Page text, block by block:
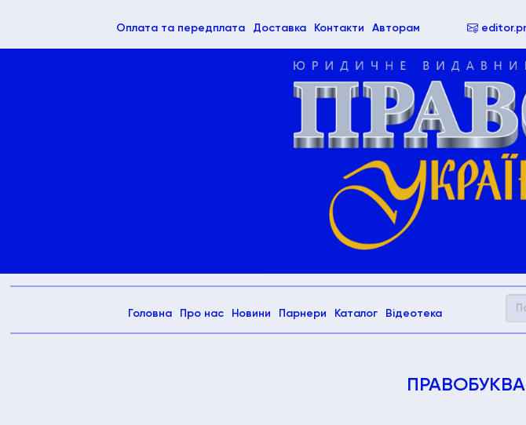
Оплата та передплата(current)
Доставка Контакти Авторам
Головна(current)
Про нас Новини Парнери Каталог Відеотека